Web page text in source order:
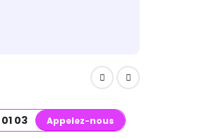
03 Appelez-nous